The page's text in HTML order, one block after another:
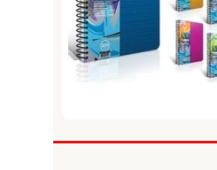
DEFTER A4 180YP